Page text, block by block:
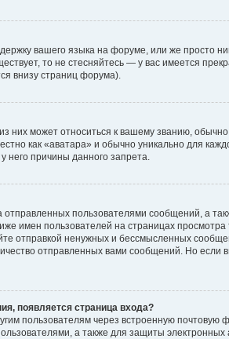
вашего языка на форуме, или же просто
то не стесняйтесь — у вас имеется
внизу страниц форума).
может относиться к вашему званию,
как «аватара» и обычно уникально для
него причины данного запрета.
пользователями сообщений, а
имен пользователей на страницах
отправкой ненужных и бессмысленных
отправленных вами сообщений. Но если
появляется страница входа?
пользователям через встроенную
а также для защиты электронных